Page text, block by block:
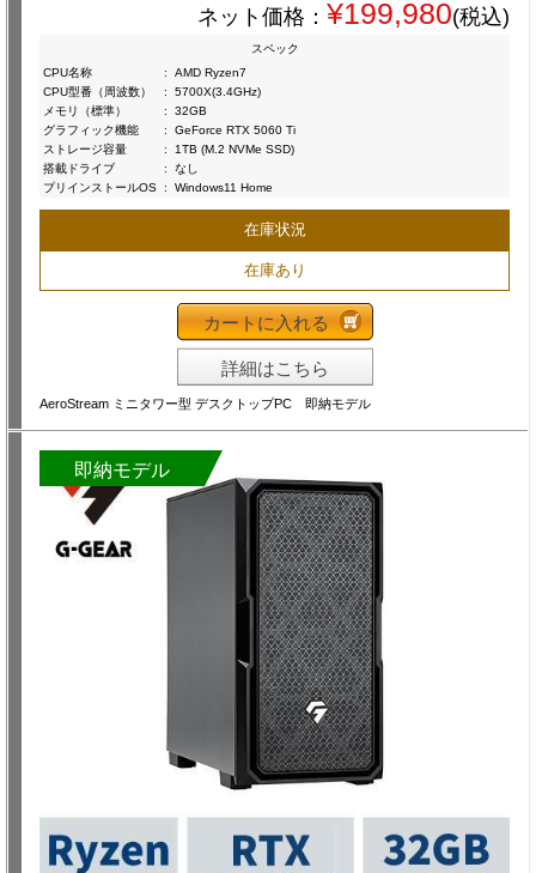
ネット価格： ¥199,980(税込)
スペック
CPU名称
:
AMD Ryzen7
CPU型番（周波数）
:
5700X(3.4GHz)
メモリ（標準）
:
32GB
グラフィック機能
:
GeForce RTX 5060 Ti
ストレージ容量
:
1TB (M.2 NVMe SSD)
搭載ドライブ
:
なし
プリインストールOS : Windows11 Home
在庫状況
在庫あり
カートに入れる
詳細はこちら
AeroStream ミニタワー型 デスクトップPC 即納モデル
即納モデル